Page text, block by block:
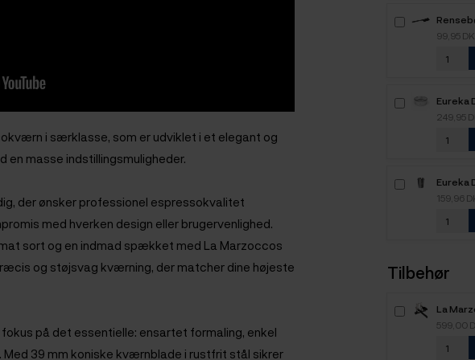
i særklasse, som er udviklet i et elegant og
masse indstillingsmuligheder.
der ønsker professionel espressokvalitet
med hverken design eller brugervenlighed.
sort og en indmad spækket med La Marzoccos
og støjsvag kværning, der matcher dine højeste
på det essentielle: ensartet formaling, enkel
39 mm koniske kværnblade i rustfrit stål sikrer
Sort
99,95
Eureka
58 mm
249,95
Eureka
Stål
159,96
Tilbehør
La
Weight
599,00